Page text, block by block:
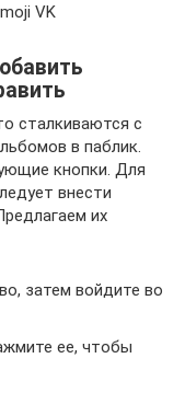
VK
сталкиваются с
в паблик.
кнопки. Для
внести
их
затем войдите во
ее, чтобы